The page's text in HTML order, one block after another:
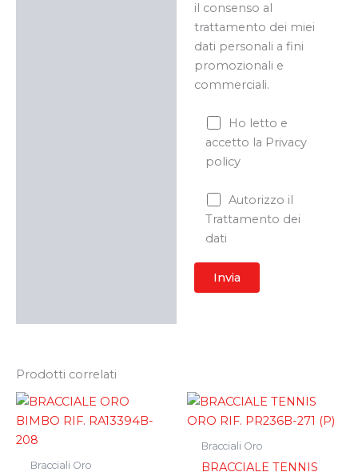
il consenso al
trattamento dei miei
dati personali a fini
promozionali e
commerciali.
Ho letto e
accetto la Privacy
policy
Autorizzo il
Trattamento dei
dati
Prodotti correlati
Bracciali Oro
Bracciali Oro
BRACCIALE TENNIS